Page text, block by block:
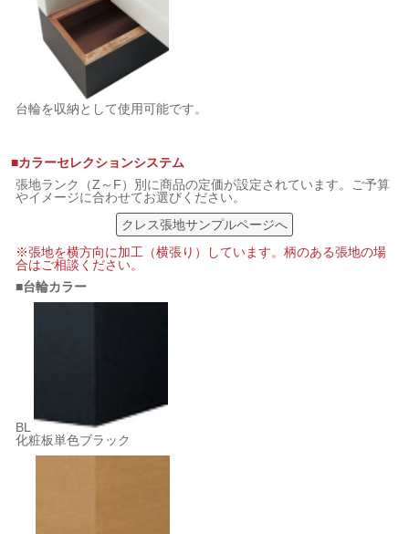
台輪を収納として使用可能です。
■カラーセレクションシステム
張地ランク（Z～F）別に商品の定価が設定されています。ご予算
やイメージに合わせてお選びください。
クレス張地サンプルページへ
※張地を横方向に加工（横張り）しています。柄のある張地の場
合はご相談ください。
■台輪カラー
BL
化粧板単色ブラック